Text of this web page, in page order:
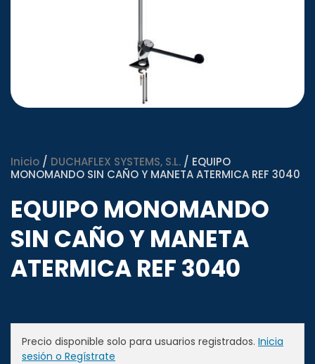
Inicio / DUCHAFLEX SYSTEMS, S.L. / EQUIPO
MONOMANDO SIN CAÑO Y MANETA ATERMICA REF 3040
EQUIPO MONOMANDO
SIN CAÑO Y MANETA
ATERMICA REF 3040
Precio disponible solo para usuarios registrados. Inicia
sesión o Regístrate